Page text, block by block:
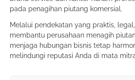
pada penagihan piutang komersial.
Melalui pendekatan yang praktis, legal,
membantu perusahaan menagih
menjaga hubungan bisnis tetap
melindungi reputasi Anda di mata